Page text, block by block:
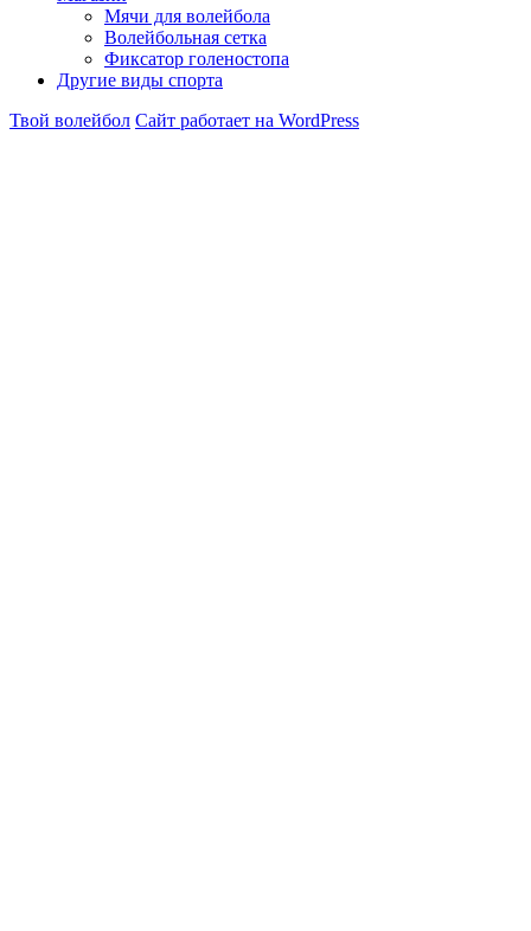
Мячи для волейбола
Волейбольная сетка
Фиксатор голеностопа
Другие виды спорта
Твой волейбол Сайт работает на WordPress